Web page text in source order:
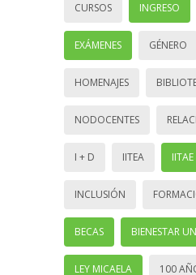
CURSOS INGRESO
EXÁMENES GÉNERO
HOMENAJES
NODOCENTES
I + D IITEA IITAE
INCLUSIÓN
BECAS BIENESTAR
LEY MICAELA 100